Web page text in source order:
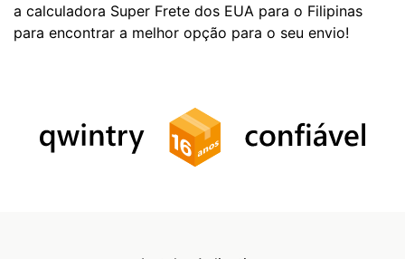
a calculadora Super Frete dos EUA para o Filipinas
para encontrar a melhor opção para o seu envio!